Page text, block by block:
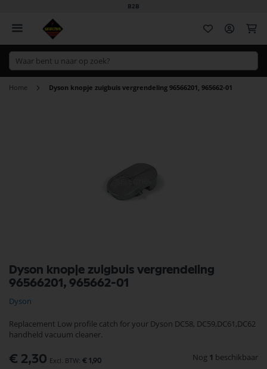
B2B
Home Dyson knopje zuigbuis vergrendeling 96566201, 965662-01
Dyson knopje zuigbuis vergrendeling
96566201, 965662-01
Dyson
Replacement Low profile catch for your Dyson DC58, DC59,DC61,DC62
handheld vacuum cleaner.
€ 2,30 € 1,90 Nog 1 beschikbaar
naar
het
van
afbeeldingen-
gallerij